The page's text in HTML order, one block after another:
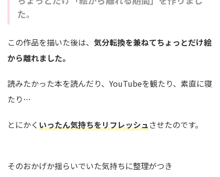
た。
この作品を描いた後は、 気分転換を兼ねてちょっとだけ絵
から離れました。
読みたかった本を読んだり、YouTubeを観たり、素直に寝
たり…
とにかく いったん気持ちをリフレッシュさせたのです。
そのおかげか揺らいでいた気持ちに整理がつき